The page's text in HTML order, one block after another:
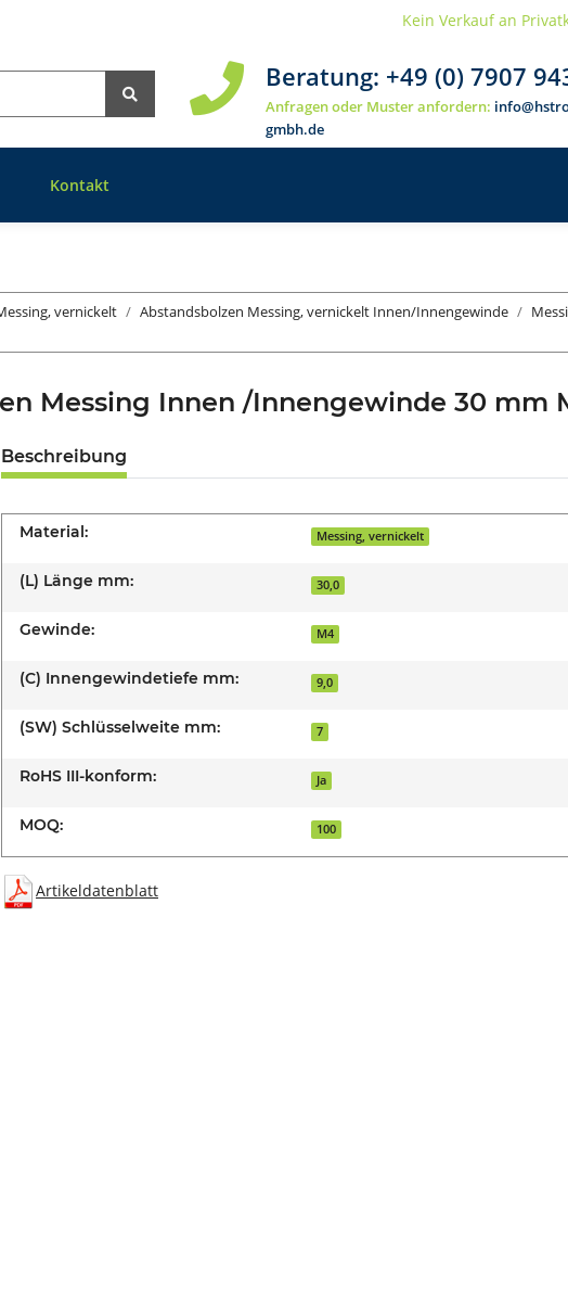
Kein Verkauf an
Beratung: +49 (0) 7907
Anfragen oder Muster anfordern:
gmbh.de
Kontakt
vernickelt Abstandsbolzen Messing, vernickelt Innen/Innengewinde
Messing Innen /Innengewinde 30 mm
Beschreibung
Material: Messing, vernickelt
(L) Länge mm: 30,0
Gewinde: M4
(C) Innengewindetiefe mm: 9,0
(SW) Schlüsselweite mm: 7
RoHS III-konform: Ja
MOQ: 100
Artikeldatenblatt